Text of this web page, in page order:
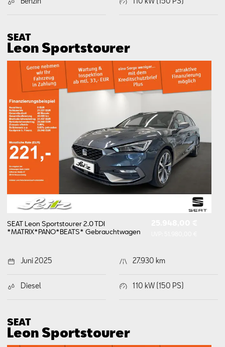
SEAT
Leon Sports­tourer
SEAT Leon Sportstourer 2.0 TDI
*MATRIX*PANO*BEATS* Gebrauchtwagen
Juni 2025 27.930 km
Diesel 110 kW (150 PS)
SEAT
Leon Sports­tourer